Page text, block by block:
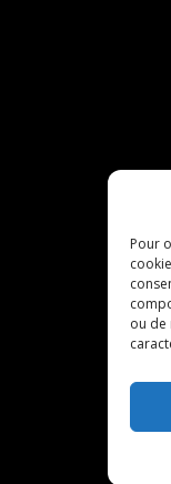
Pour
ou de